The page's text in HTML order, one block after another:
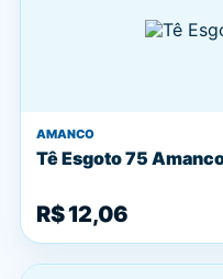
AMANCO
Tê Esgoto 75
R$ 12,06